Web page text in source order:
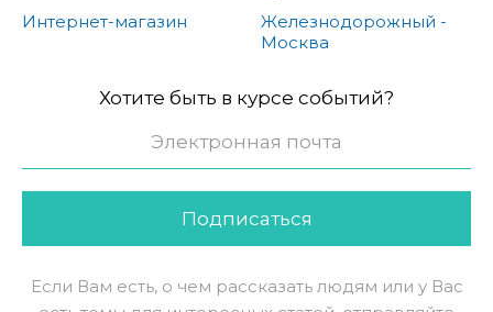
Интернет-магазин
Железнодорожный -
Москва
Хотите быть в курсе событий?
Подписаться
Если Вам есть, о чем рассказать людям или у Вас